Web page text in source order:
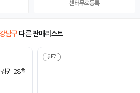
센터무료등록
강남구다른 판매리스트
권 28회
완료